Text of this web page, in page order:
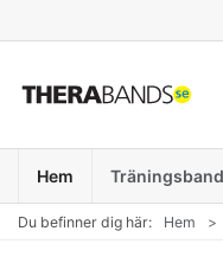
Hem Träningsband
Du befinner dig här: Hem